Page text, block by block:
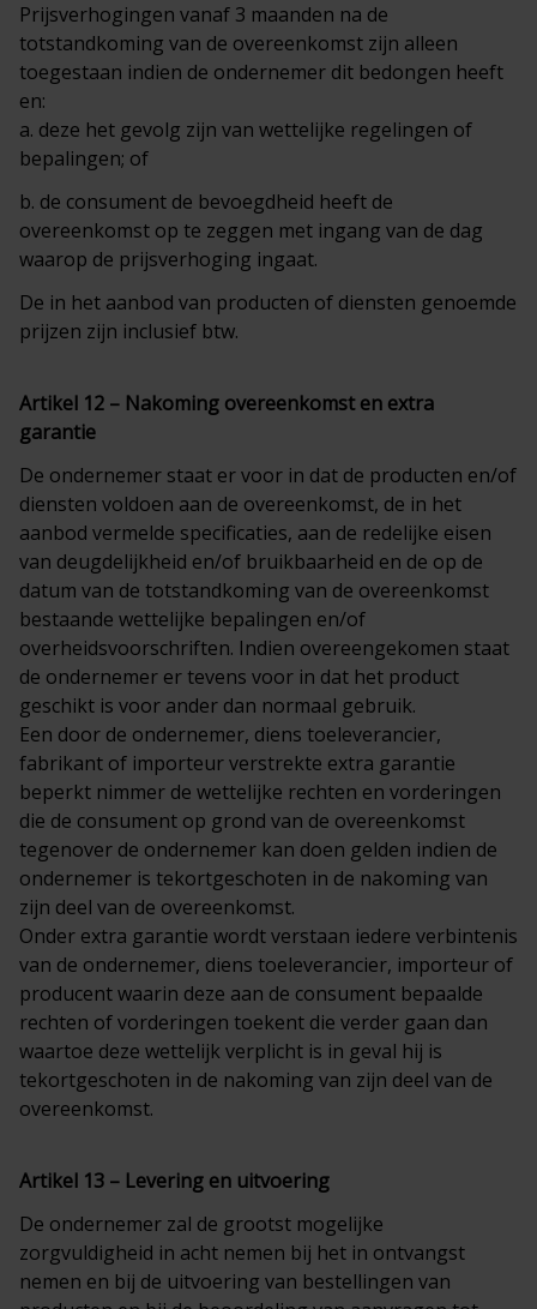
Prijsverhogingen vanaf 3 maanden na de
totstandkoming van de overeenkomst zijn alleen
toegestaan indien de ondernemer dit bedongen heeft
en:
a. deze het gevolg zijn van wettelijke regelingen of
bepalingen; of
b. de consument de bevoegdheid heeft de
overeenkomst op te zeggen met ingang van de dag
waarop de prijsverhoging ingaat.
De in het aanbod van producten of diensten genoemde
prijzen zijn inclusief btw.
Artikel 12 – Nakoming overeenkomst en extra
garantie
De ondernemer staat er voor in dat de producten en/of
diensten voldoen aan de overeenkomst, de in het
aanbod vermelde specificaties, aan de redelijke eisen
van deugdelijkheid en/of bruikbaarheid en de op de
datum van de totstandkoming van de overeenkomst
bestaande wettelijke bepalingen en/of
overheidsvoorschriften. Indien overeengekomen staat
de ondernemer er tevens voor in dat het product
geschikt is voor ander dan normaal gebruik.
Een door de ondernemer, diens toeleverancier,
fabrikant of importeur verstrekte extra garantie
beperkt nimmer de wettelijke rechten en vorderingen
die de consument op grond van de overeenkomst
tegenover de ondernemer kan doen gelden indien de
ondernemer is tekortgeschoten in de nakoming van
zijn deel van de overeenkomst.
Onder extra garantie wordt verstaan iedere verbintenis
van de ondernemer, diens toeleverancier, importeur of
producent waarin deze aan de consument bepaalde
rechten of vorderingen toekent die verder gaan dan
waartoe deze wettelijk verplicht is in geval hij is
tekortgeschoten in de nakoming van zijn deel van de
overeenkomst.
Artikel 13 – Levering en uitvoering
De ondernemer zal de grootst mogelijke
zorgvuldigheid in acht nemen bij het in ontvangst
nemen en bij de uitvoering van bestellingen van